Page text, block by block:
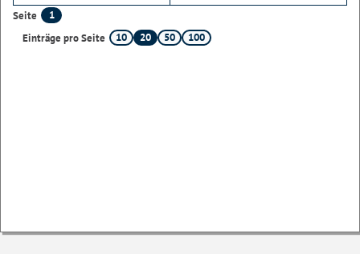
Seite
1
Einträge pro Seite
10 20 50 100